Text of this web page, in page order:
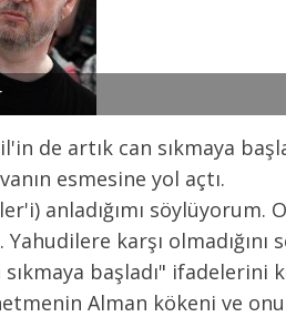
de artık can sıkmaya
esmesine yol açtı.
anladığımı söylüyorum.
karşı olmadığını
başladı" ifadelerini
Alman kökeni ve